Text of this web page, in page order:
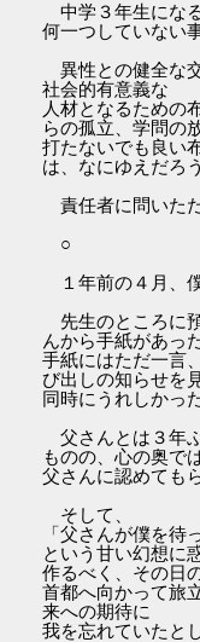
中学３年生にな
何一つしていない
異性との健全な
社会的有意義な
人材となるための
らの孤立、学問の
打たないでも良い
は、なにゆえだろう
責任者に問いた
○
１年前の４月、
先生のところに
んから手紙があった
手紙にはただ一言
び出しの知らせを
同時にうれしかっ
父さんとは３年
ものの、心の奥で
父さんに認めても
そして、
「父さんが僕を待
という甘い幻想に
作るべく、その日
首都へ向かって旅
来への期待に
我を忘れていたと